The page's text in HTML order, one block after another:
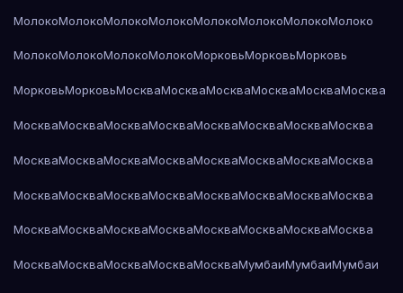
МолокоМолокоМолокоМолокоМолокоМолокоМолокоМолоко
МолокоМолокоМолокоМолокоМорковьМорковьМорковь
МорковьМорковьМоскваМоскваМоскваМоскваМоскваМосква
МоскваМоскваМоскваМоскваМоскваМоскваМоскваМосква
МоскваМоскваМоскваМоскваМоскваМоскваМоскваМосква
МоскваМоскваМоскваМоскваМоскваМоскваМоскваМосква
МоскваМоскваМоскваМоскваМоскваМоскваМоскваМосква
МоскваМоскваМоскваМоскваМоскваМумбаиМумбаиМумбаи